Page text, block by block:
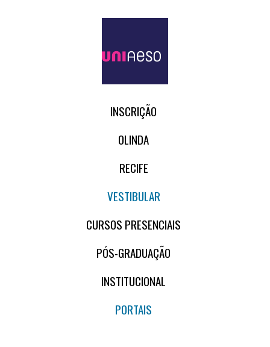
INSCRIÇÃO
OLINDA
RECIFE
VESTIBULAR
CURSOS PRESENCIAIS
PÓS-GRADUAÇÃO
INSTITUCIONAL
PORTAIS